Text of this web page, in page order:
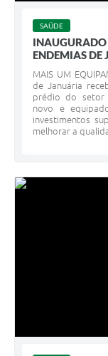
SAÚDE
INAUGURADO
ENDEMIAS DE
MAIS UM
de Januária
prédio do setor
novo e
investimentos
melhorar a